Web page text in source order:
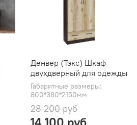
Денвер (Тэкс) Шкаф
двухдверный для одежды
Габаритные размеры:
800*380*2150мм
28 200 руб